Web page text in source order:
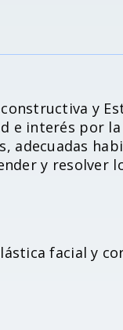
y
e interés por
adecuadas
y resolver
facial y